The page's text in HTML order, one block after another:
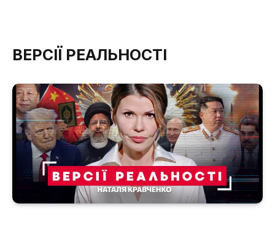
ВЕРСІЇ РЕАЛЬНОСТІ